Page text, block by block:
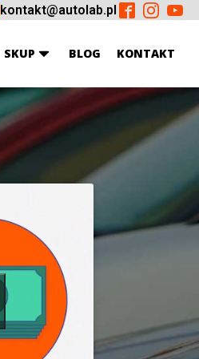
kontakt@autolab.pl
SKUP BLOG KONTAKT